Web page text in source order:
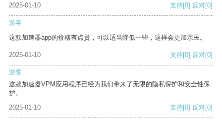
2025-01-10
支持[0] 反对[0]
游客
这款加速器app的价格有点贵，可以适当降低一些，这样会更加亲民。
2025-01-10 支持[0] 反对[0]
游客
这款加速器VPM应用程序已经为我们带来了无限的隐私保护和安全性保
护。
2025-01-10
支持[0] 反对[0]